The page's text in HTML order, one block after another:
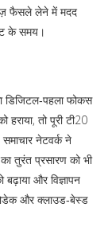
फैसले लेने में मदद
के समय।
डिजिटल‑पहला फोकस
तो पूरी टी20
समाचार नेटवर्क ने
तुरंत प्रसारण को भी
और विज्ञापन
और क्लाउड‑बेस्ड